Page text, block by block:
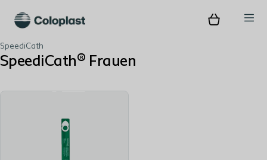
SpeediCath
SpeediCath® Frauen